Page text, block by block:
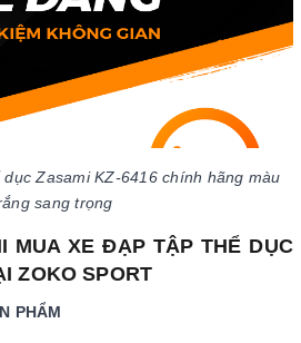
Zasami KZ-6416 chính hãng màu
sang trọng
MUA XE ĐẠP TẬP THỂ DỤC
ZOKO SPORT
PHẨM